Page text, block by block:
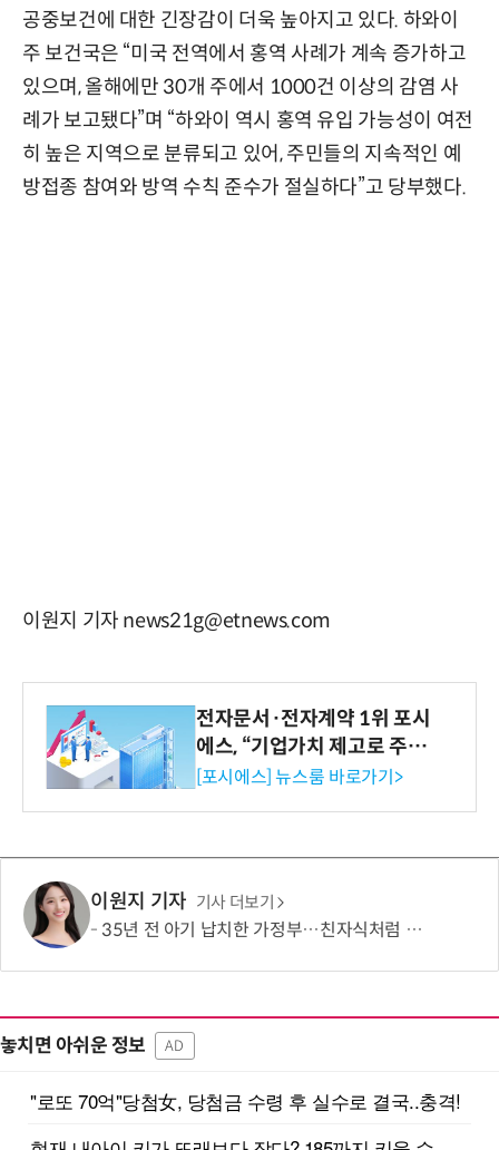
공중보건에 대한 긴장감이 더욱 높아지고 있다. 하와이
주 보건국은 “미국 전역에서 홍역 사례가 계속 증가하고
있으며, 올해에만 30개 주에서 1000건 이상의 감염 사
례가 보고됐다”며 “하와이 역시 홍역 유입 가능성이 여전
히 높은 지역으로 분류되고 있어, 주민들의 지속적인 예
방접종 참여와 방역 수칙 준수가 절실하다”고 당부했다.
이원지 기자 news21g@etnews.com
전자문서·전자계약 1위 포시
에스, “기업가치 제고로 주주
환원 강화” 계획 공시
[포시에스] 뉴스룸 바로가기>
이원지 기자 기사 더보기
35년 전 아기 납치한 가정부…친자식처럼 키워서? '징역 3년' 논란
놓치면 아쉬운 정보 AD